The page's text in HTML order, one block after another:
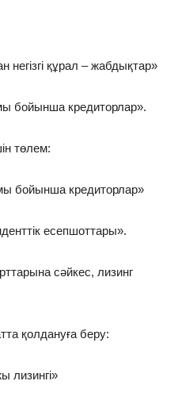
негізгі құрал – жабдықтар»
бойынша кредиторлар».
төлем:
бойынша кредиторлар»
есепшоттары».
сәйкес, лизинг
қолдануға беру:
лизингі»